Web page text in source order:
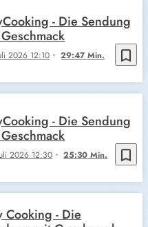
bookmark_border
2026 12:10 29:47 Min.
- Die Sendung
bookmark_border
2026 12:30 25:30 Min.
- Die Sendung
Cooking - Die